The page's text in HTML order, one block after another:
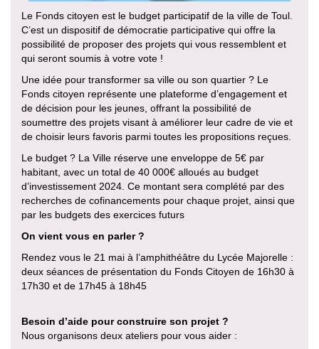
Le Fonds citoyen est le budget participatif de la ville de Toul.
C’est un dispositif de démocratie participative qui offre la
possibilité de proposer des projets qui vous ressemblent et
qui seront soumis à votre vote !
Une idée pour transformer sa ville ou son quartier ? Le
Fonds citoyen représente une plateforme d’engagement et
de décision pour les jeunes, offrant la possibilité de
soumettre des projets visant à améliorer leur cadre de vie et
de choisir leurs favoris parmi toutes les propositions reçues.
Le budget ? La Ville réserve une enveloppe de 5€ par
habitant, avec un total de 40 000€ alloués au budget
d’investissement 2024. Ce montant sera complété par des
recherches de cofinancements pour chaque projet, ainsi que
par les budgets des exercices futurs
On vient vous en parler ?
Rendez vous le 21 mai à l’amphithéâtre du Lycée Majorelle :
deux séances de présentation du Fonds Citoyen de 16h30 à
17h30 et de 17h45 à 18h45
Besoin d’aide pour construire son projet ?
Nous organisons deux ateliers pour vous aider :